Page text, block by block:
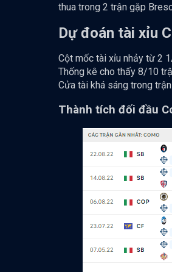
thua trong 2 trận gặp
Dự đoán tài xỉu
Cột mốc tài xỉu nhảy từ 2
Thống kê cho thấy 8/10
Cửa tài khá sáng trong
Thành tích đối đầu